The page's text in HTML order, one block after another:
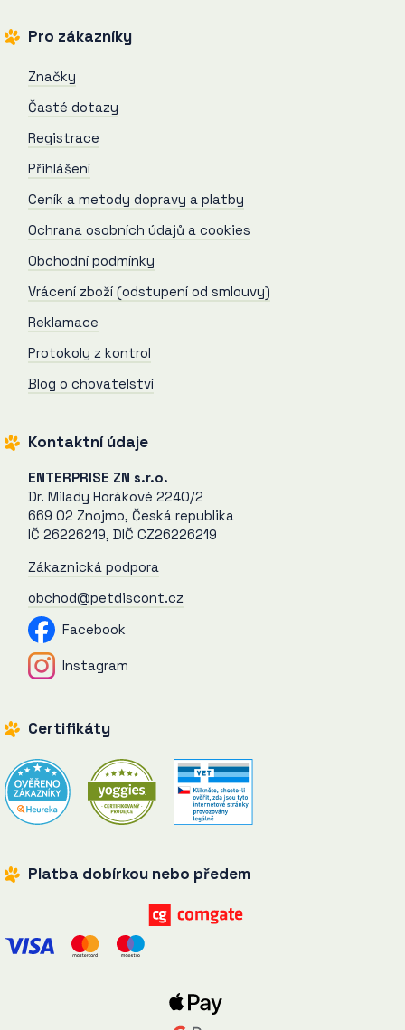
Pro zákazníky
Značky
Časté dotazy
Registrace
Přihlášení
Ceník a metody dopravy a platby
Ochrana osobních údajů a cookies
Obchodní podmínky
Vrácení zboží (odstupení od smlouvy)
Reklamace
Protokoly z kontrol
Blog o chovatelství
Kontaktní údaje
ENTERPRISE ZN s.r.o.
Dr. Milady Horákové 2240/2
669 02 Znojmo, Česká republika
IČ 26226219, DIČ CZ26226219
Zákaznická podpora
obchod@petdiscont.cz
Facebook
Instagram
Certifikáty
Platba dobírkou nebo předem